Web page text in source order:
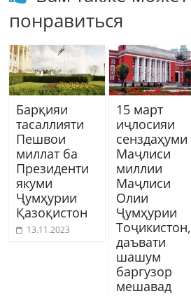
понравиться
Барқияи
тасаллияти
Пешвои
миллат ба
Президенти
якуми
Ҷумҳурии
Қазоқистон
13.11.2023
15 март
иҷлосияи
сенздаҳуми
Маҷлиси
миллии
Маҷлиси
Олии
Ҷумҳурии
Тоҷикистон,
даъвати
шашум
баргузор
мешавад